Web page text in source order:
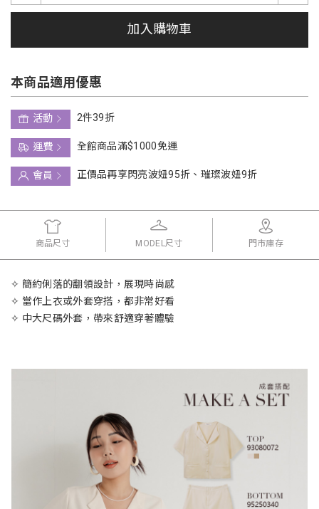
加入購物車
本商品適用優惠
活動
2件39折
運費
全館商品滿$1000免運
會員
正價品再享閃亮波妞95折、璀璨波妞9折
商品尺寸 MODEL尺寸 門市庫存
✧ 簡約俐落的翻領設計，展現時尚感
✧ 當作上衣或外套穿搭，都非常好看
✧ 中大尺碼外套，帶來舒適穿著體驗